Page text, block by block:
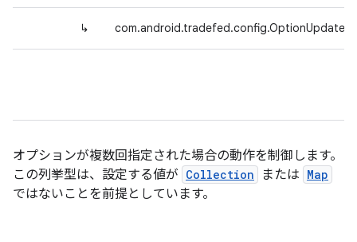
↳
オプションが複数回指定された場合の動作を制御します。
この列挙型は、設定する値が Collection または Map
ではないことを前提としています。